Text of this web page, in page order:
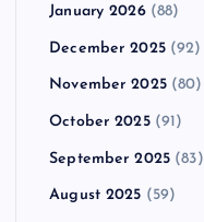
January 2026(88)
December 2025(92)
November 2025(80)
October 2025(91)
September 2025 (83)
August 2025 (59)